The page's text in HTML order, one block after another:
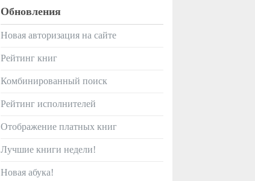
Обновления
Новая авторизация на сайте
Рейтинг книг
Комбинированный поиск
Рейтинг исполнителей
Отображение платных книг
Лучшие книги недели!
Новая абука!